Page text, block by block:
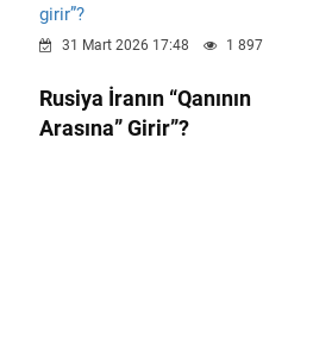
31 Mart 2026 17:48 1 897
Rusiya İranın “qanının
Arasına” Girir”?